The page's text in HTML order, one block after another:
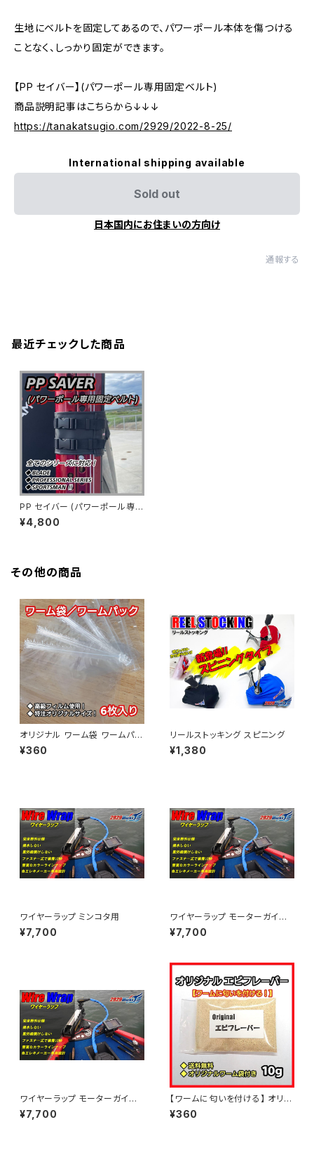
生地にベルトを固定してあるので、パワーポール本体を傷つける
ことなく、しっかり固定ができます。
【PP セイバー】(パワーポール専用固定ベルト)
商品説明記事はこちらから↓↓↓
https://tanakatsugio.com/2929/2022-8-25/
International shipping available
Sold out
日本国内にお住まいの方向け
通報する
最近チェックした商品
PP セイバー (パワーポール専用
固定ベルト)
¥4,800
その他の商品
オリジナル ワーム袋 ワームパッ
ク
¥360
リールストッキング スピニング
¥1,380
ワイヤーラップ ミンコタ用
¥7,700
ワイヤーラップ モーターガイド
用 Lサイズ
¥7,700
ワイヤーラップ モーターガイド
用 Sサイズ
¥7,700
【ワームに匂いを付ける】 オリジ
ナル エビフレーバー 10g
¥360